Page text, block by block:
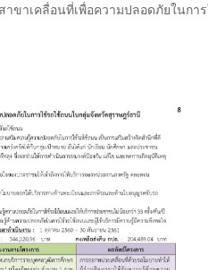
าขาเคลื่อนที่เพื่อความปลอดภัยในก